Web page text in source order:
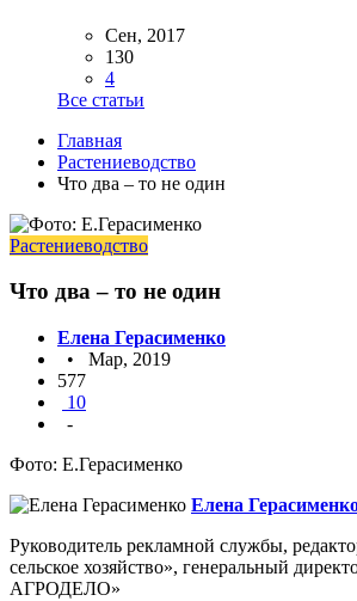
Сен, 2017
130
4
Все статьи
Главная
Растениеводство
Что два – то не один
Растениеводство
Что два – то не один
Елена Герасименко
• Мар, 2019
577
10
-
Фото: Е.Герасименко
Елена
Руководитель рекламной службы,
сельское хозяйство», генеральный
АГРОДЕЛО»